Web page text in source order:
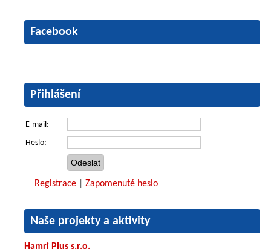
Facebook
Přihlášení
E-mail:
Heslo:
Registrace Zapomenuté heslo
Naše projekty a aktivity
Hamri Plus s.r.o.